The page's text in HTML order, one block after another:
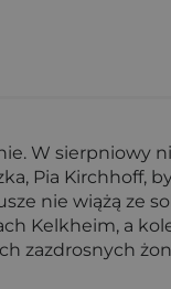
W sierpniowy
Pia Kirchhoff,
nie wiążą ze
Kelkheim, a
zazdrosnych